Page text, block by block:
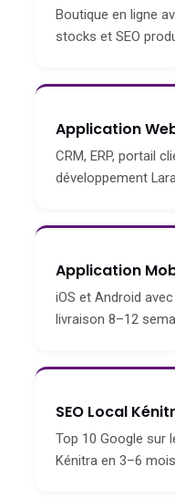
Boutique en ligne
stocks et SEO
Application
CRM, ERP, portail
développement
Application
iOS et Android
livraison 8–12
SEO Local
Top 10 Google sur
Kénitra en 3–6